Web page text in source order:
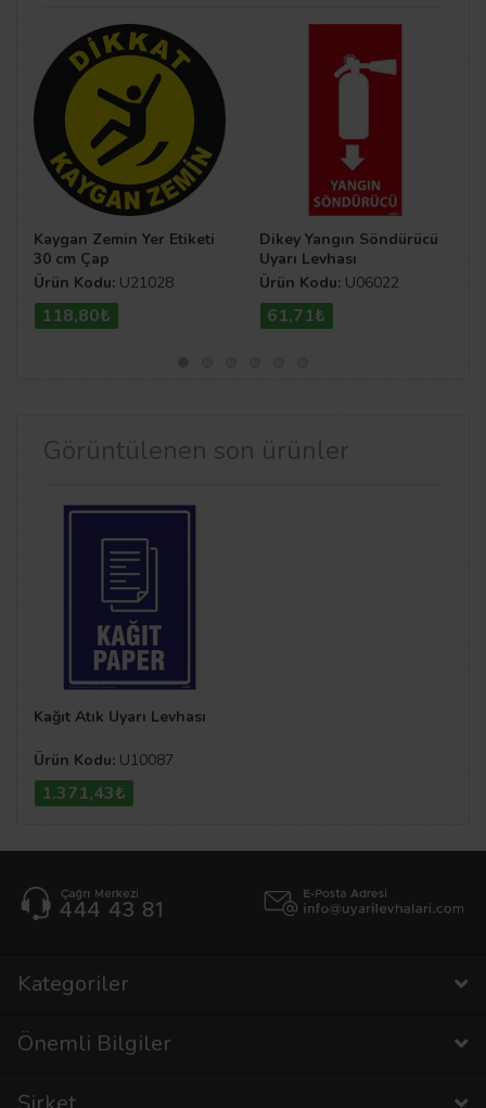
Kaygan Zemin Yer Etiketi
30 cm Çap
Ürün Kodu: U21028
118,80₺
Dikey Yangın Söndürücü
Uyarı Levhası
Ürün Kodu: U06022
61,71₺
Görüntülenen son ürünler
Kağıt Atık Uyarı Levhası
Ürün Kodu: U10087
1.371,43₺
Kategoriler
Önemli Bilgiler